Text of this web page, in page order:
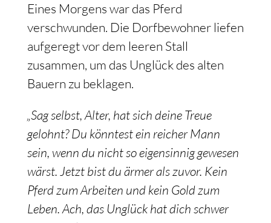
Eines Morgens war das Pferd
verschwunden. Die Dorfbewohner liefen
aufgeregt vor dem leeren Stall
zusammen, um das Unglück des alten
Bauern zu beklagen.
„Sag selbst, Alter, hat sich deine Treue
gelohnt? Du könntest ein reicher Mann
sein, wenn du nicht so eigensinnig gewesen
wärst. Jetzt bist du ärmer als zuvor. Kein
Pferd zum Arbeiten und kein Gold zum
Leben. Ach, das Unglück hat dich schwer